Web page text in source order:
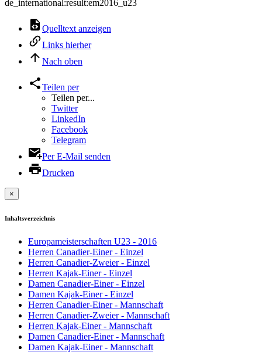
de_international:result:em2016_u23
Quelltext anzeigen
Links hierher
Nach oben
Teilen per
Teilen per...
Twitter
LinkedIn
Facebook
Telegram
Per E-Mail senden
Drucken
×
Inhaltsverzeichnis
Europameisterschaften U23 - 2016
Herren Canadier-Einer - Einzel
Herren Canadier-Zweier - Einzel
Herren Kajak-Einer - Einzel
Damen Canadier-Einer - Einzel
Damen Kajak-Einer - Einzel
Herren Canadier-Einer - Mannschaft
Herren Canadier-Zweier - Mannschaft
Herren Kajak-Einer - Mannschaft
Damen Canadier-Einer - Mannschaft
Damen Kajak-Einer - Mannschaft